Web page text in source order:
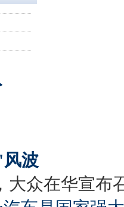
波
大众在华宣布